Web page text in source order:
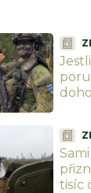
tisíc